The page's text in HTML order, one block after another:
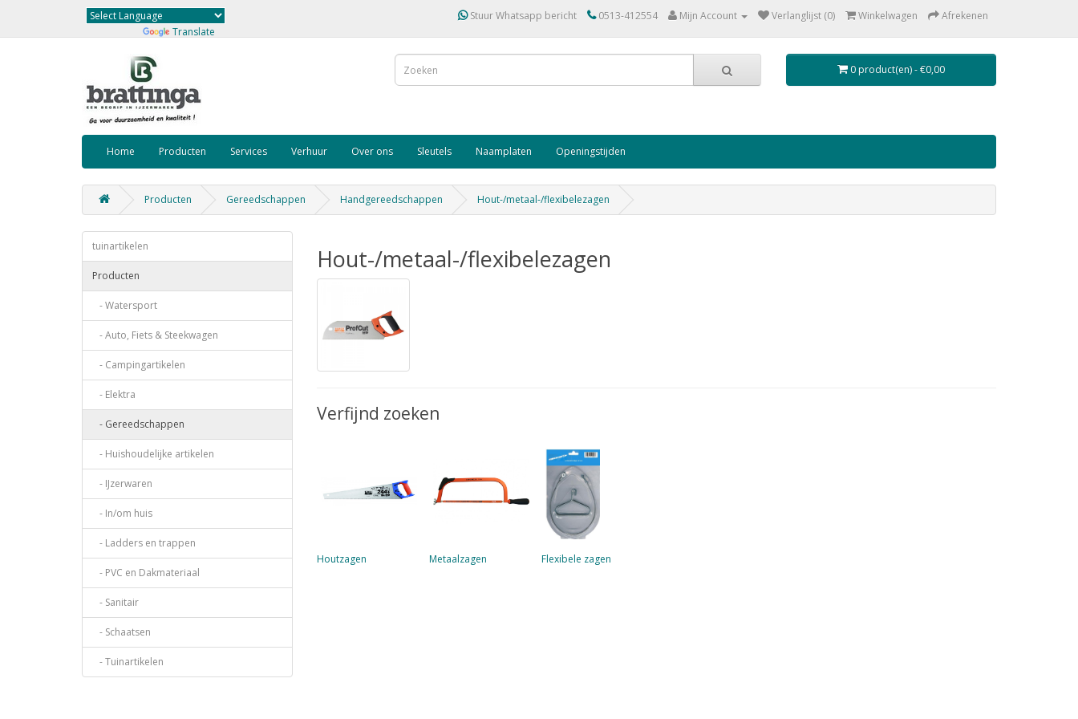
Translate
Stuur Whatsapp bericht 0513-412554 Mijn Account Verlanglijst (0) Winkelwagen Afrekenen
0 product(en) - €0,00
Home Producten Services Verhuur Over ons Sleutels Naamplaten Openingstijden
Producten Gereedschappen Handgereedschappen Hout-/metaal-/flexibelezagen
tuinartikelen
Producten
- Watersport
- Auto, Fiets & Steekwagen
- Campingartikelen
- Elektra
- Gereedschappen
- Huishoudelijke artikelen
- IJzerwaren
- In/om huis
- Ladders en trappen
- PVC en Dakmateriaal
- Sanitair
- Schaatsen
- Tuinartikelen
Hout-/metaal-/flexibelezagen
Verfijnd zoeken
Houtzagen Metaalzagen Flexibele zagen